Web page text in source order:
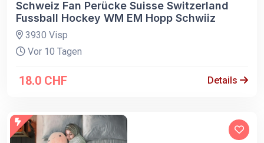
Schweiz Fan Perücke Suisse Switzerland
Fussball Hockey WM EM Hopp Schwiiz
3930 Visp
Vor 10 Tagen
18.0 CHF Details